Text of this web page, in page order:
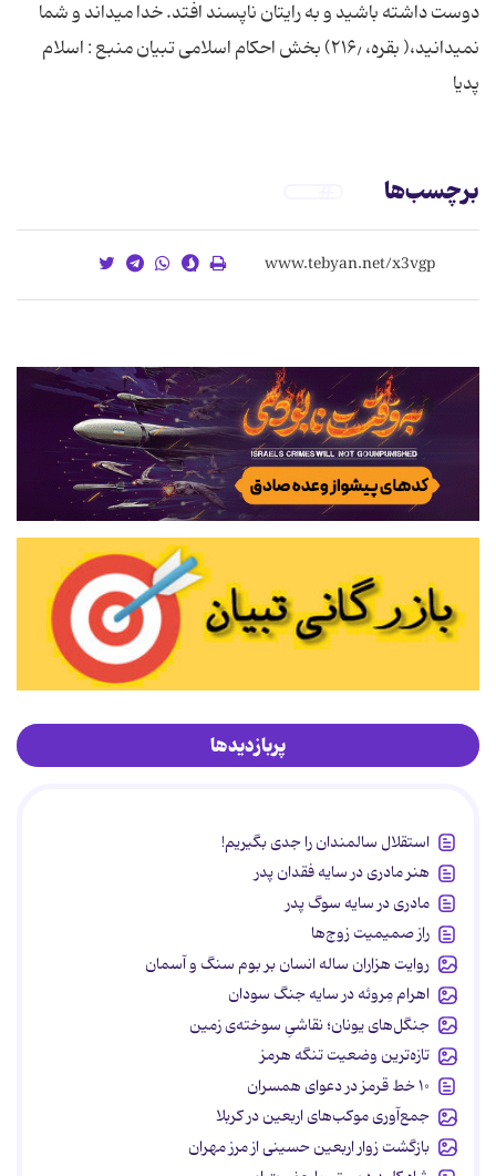
دوست داشته باشید و به رایتان ناپسند افتد. خدا میداند و شما
نمیدانید،( بقره، ۲۱۶٫) بخش احکام اسلامی تبیان منبع : اسلام
پدیا
برچسب‌ها
پربازدیدها
استقلال سالمندان را جدی بگیریم!
هنر مادری در سایه‌ فقدان پدر
مادری در سایه سوگ پدر
راز صمیمیت زوج‌ها
روایت هزاران ساله انسان بر بوم سنگ و آسمان
اهرام مِروئه در سایه جنگ سودان
جنگل‌های یونان؛ نقاشیِ سوخته‌ی زمین
تازه‌ترین وضعیت تنگه هرمز
۱۰ خط قرمز در دعوای همسران
جمع‌آوری موکب‌های اربعین در کربلا
بازگشت زوار اربعین حسینی از مرز مهران